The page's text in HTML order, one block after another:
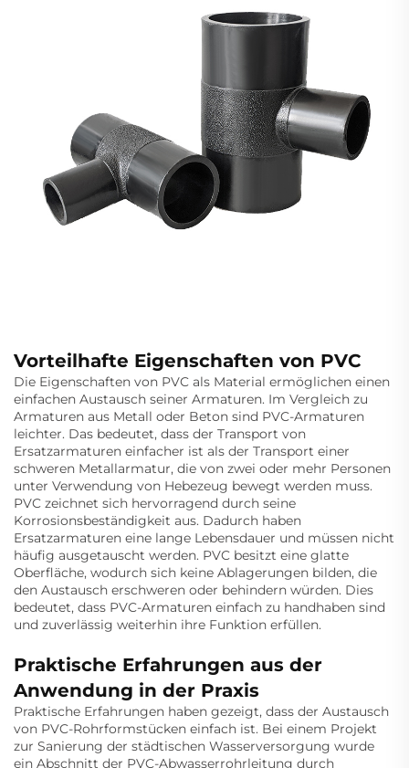
Vorteilhafte Eigenschaften von PVC
Die Eigenschaften von PVC als Material ermöglichen einen
einfachen Austausch seiner Armaturen. Im Vergleich zu
Armaturen aus Metall oder Beton sind PVC-Armaturen
leichter. Das bedeutet, dass der Transport von
Ersatzarmaturen einfacher ist als der Transport einer
schweren Metallarmatur, die von zwei oder mehr Personen
unter Verwendung von Hebezeug bewegt werden muss.
PVC zeichnet sich hervorragend durch seine
Korrosionsbeständigkeit aus. Dadurch haben
Ersatzarmaturen eine lange Lebensdauer und müssen nicht
häufig ausgetauscht werden. PVC besitzt eine glatte
Oberfläche, wodurch sich keine Ablagerungen bilden, die
den Austausch erschweren oder behindern würden. Dies
bedeutet, dass PVC-Armaturen einfach zu handhaben sind
und zuverlässig weiterhin ihre Funktion erfüllen.
Praktische Erfahrungen aus der
Anwendung in der Praxis
Praktische Erfahrungen haben gezeigt, dass der Austausch
von PVC-Rohrformstücken einfach ist. Bei einem Projekt
zur Sanierung der städtischen Wasserversorgung wurde
ein Abschnitt der PVC-Abwasserrohrleitung durch